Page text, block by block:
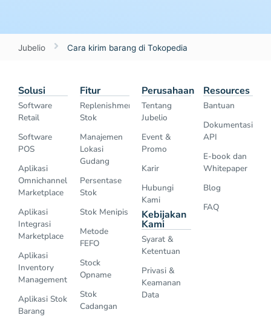
Jubelio Cara kirim barang di Tokopedia
Solusi
Software
Retail
Software
POS
Aplikasi
Omnichannel
Marketplace
Aplikasi
Integrasi
Marketplace
Aplikasi
Inventory
Management
Aplikasi Stok
Barang
Fitur
Replenishment
Stok
Manajemen
Lokasi
Gudang
Persentase
Stok
Stok Menipis
Metode
FEFO
Stock
Opname
Stok
Cadangan
Perusahaan
Tentang
Jubelio
Event &
Promo
Karir
Hubungi
Kami
Kebijakan
Kami
Syarat &
Ketentuan
Privasi &
Keamanan
Data
Resources
Bantuan
Dokumentasi
API
E-book dan
Whitepaper
Blog
FAQ